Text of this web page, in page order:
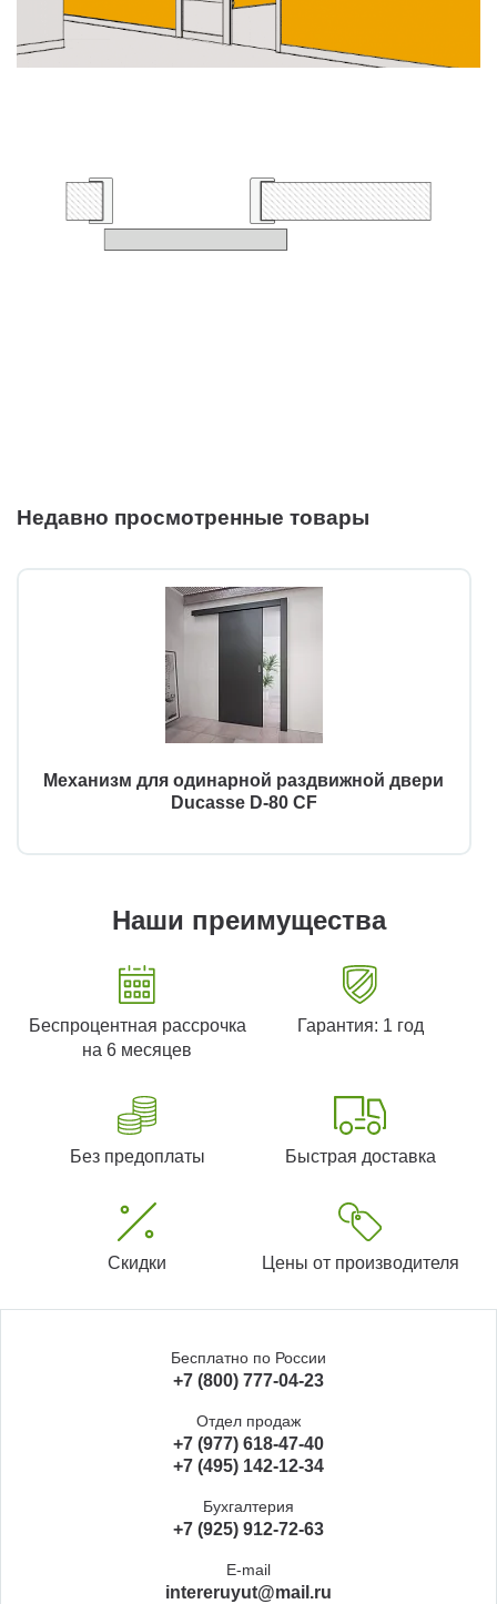
Недавно просмотренные товары
Механизм для одинарной раздвижной двери
Ducasse D-80 CF
Наши преимущества
Беспроцентная рассрочка
на 6 месяцев
Гарантия: 1 год
Без предоплаты Быстрая доставка
Скидки Цены от производителя
Бесплатно по России
+7 (800) 777-04-23
Отдел продаж
+7 (977) 618-47-40
+7 (495) 142-12-34
Бухгалтерия
+7 (925) 912-72-63
E-mail
intereruyut@mail.ru